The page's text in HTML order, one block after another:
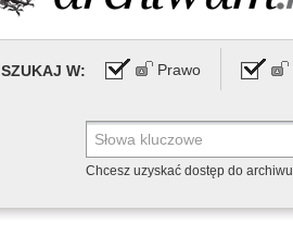
SZUKAJ W: Prawo
Chcesz uzyskać dostęp do